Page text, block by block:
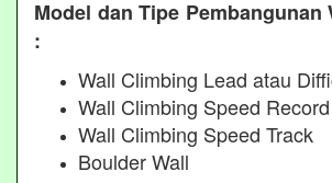
Model dan Tipe Pembangunan
:
Wall Climbing Lead atau
Wall Climbing Speed Record
Wall Climbing Speed Track
Boulder Wall